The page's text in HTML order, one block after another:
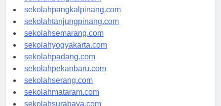
sekolahbengkulu.com
sekolahpangkalpinang.com
sekolahtanjungpinang.com
sekolahsemarang.com
sekolahyogyakarta.com
sekolahpadang.com
sekolahpekanbaru.com
sekolahserang.com
sekolahmataram.com